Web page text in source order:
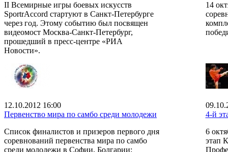
II Всемирные игры боевых искусств
SportrAccord стартуют в Санкт-Петербурге
через год. Этому событию был посвящен
видеомост Москва-Санкт-Петербург,
прошедший в пресс-центре «РИА
Новости».
14
12.10.2012 16:00
Первенство мира по самбо среди молодежи
Список финалистов и призеров первого дня
соревнований первенства мира по самбо
среди молодежи в Софии, Болгарии:
4-й
6
этап